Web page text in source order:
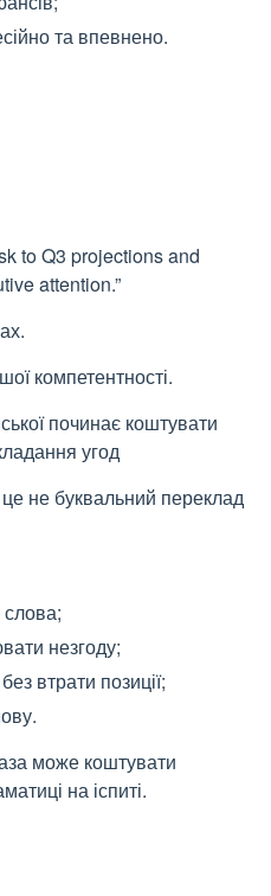
та впевнено.
to Q3 projections and
attention.”
компетентності.
починає коштувати
угод
не буквальний переклад
слова;
незгоду;
втрати позиції;
може коштувати
на іспиті.